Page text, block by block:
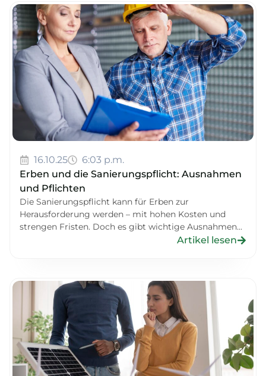
16.10.25
6:03 p.m.
Erben und die Sanierungspflicht: Ausnahmen
und Pflichten
Die Sanierungspflicht kann für Erben zur
Herausforderung werden – mit hohen Kosten und
strengen Fristen. Doch es gibt wichtige Ausnahmen...
Artikel lesen